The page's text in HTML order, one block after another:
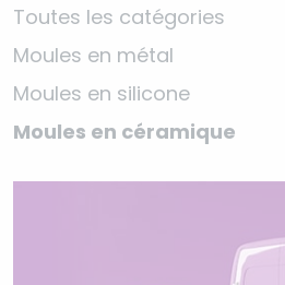
Toutes les catégories
Moules en métal
Moules en silicone
Moules en céramique